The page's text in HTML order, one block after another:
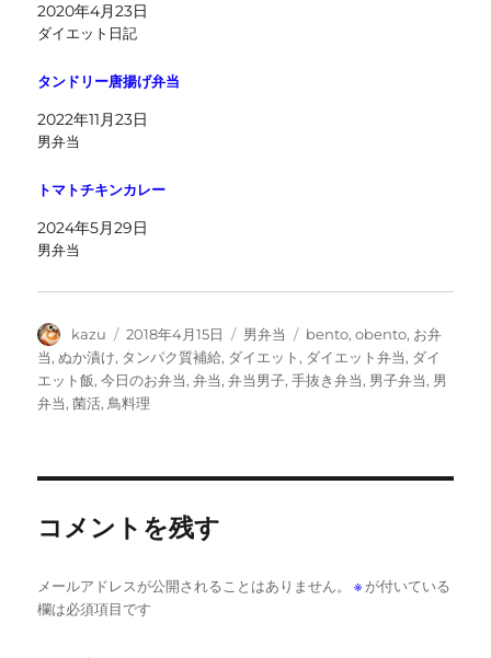
2020年4月23日
ダイエット日記
タンドリー唐揚げ弁当
2022年11月23日
男弁当
トマトチキンカレー
2024年5月29日
男弁当
投
稿
者
kazu
投
稿
日:
2018年4月15日
カ
テ
ゴ
男弁当
タ
グ
bento,obento, お弁
当,ぬか漬け, タンパク質補給, ダイエット , ダイエット弁当, ダイ
エット飯,今日のお弁当,弁当,弁当男子,手抜き弁当, 男子弁当, 男
弁当,菌活, 鳥料理
コメントを残す
メールアドレスが公開されることはありません。 ※ が付いている
欄は必須項目です